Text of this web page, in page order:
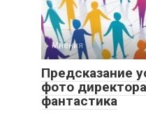
Мнения
Предсказание
фото
фантастика